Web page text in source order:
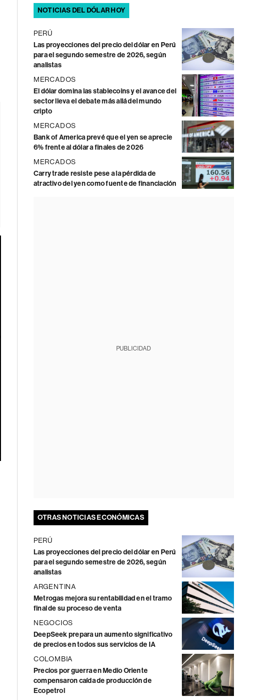
NOTICIAS DEL DÓLAR HOY
PERÚ
Las proyecciones del precio del dólar en Perú
para el segundo semestre de 2026, según
analistas
MERCADOS
El dólar domina las stablecoins y el avance del
sector lleva el debate más allá del mundo
cripto
MERCADOS
Bank of America prevé que el yen se aprecie
6% frente al dólar a finales de 2026
MERCADOS
Carry trade resiste pese a la pérdida de
atractivo del yen como fuente de financiación
PUBLICIDAD
OTRAS NOTICIAS ECONÓMICAS
PERÚ
Las proyecciones del precio del dólar en Perú
para el segundo semestre de 2026, según
analistas
ARGENTINA
Metrogas mejora su rentabilidad en el tramo
final de su proceso de venta
NEGOCIOS
DeepSeek prepara un aumento significativo
de precios en todos sus servicios de IA
COLOMBIA
Precios por guerra en Medio Oriente
compensaron caída de producción de
Ecopetrol